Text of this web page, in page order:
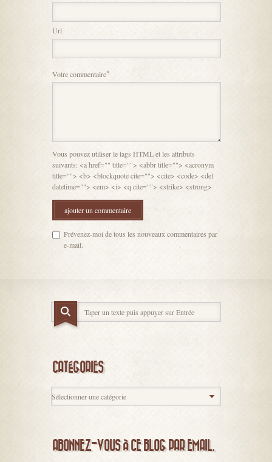
Url
Votre commentaire*
Vous pouvez utiliser le tags HTML et les attributs
suivants: <a href="" title=""> <abbr title=""> <acronym
title=""> <b> <blockquote cite=""> <cite> <code> <del
datetime=""> <em> <i> <q cite=""> <strike> <strong>
Prévenez-moi de tous les nouveaux commentaires par
e-mail.
CATÉGORIES
ABONNEZ-VOUS À CE BLOG PAR EMAIL.